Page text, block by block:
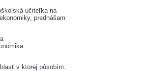
učiteľka na
prednášam
v ktorej pôsobím: